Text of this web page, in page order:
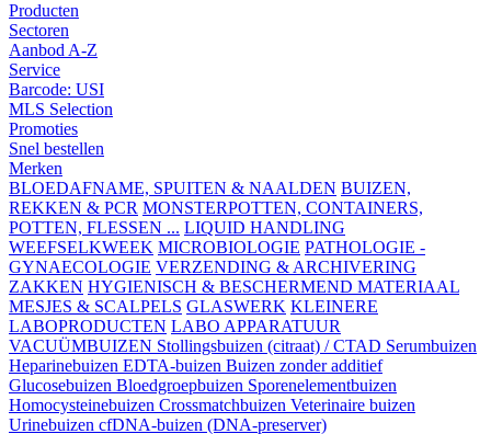
Producten
Sectoren
Aanbod A-Z
Service
Barcode: USI
MLS Selection
Promoties
Snel bestellen
Merken
BLOEDAFNAME, SPUITEN & NAALDEN BUIZEN,
REKKEN & PCR MONSTERPOTTEN, CONTAINERS,
POTTEN, FLESSEN ... LIQUID HANDLING
WEEFSELKWEEK MICROBIOLOGIE PATHOLOGIE -
GYNAECOLOGIE VERZENDING & ARCHIVERING
ZAKKEN HYGIENISCH & BESCHERMEND MATERIAAL
MESJES & SCALPELS GLASWERK KLEINERE
LABOPRODUCTEN LABO APPARATUUR
VACUÜMBUIZEN Stollingsbuizen (citraat) / CTAD Serumbuizen
Heparinebuizen EDTA-buizen Buizen zonder additief
Glucosebuizen Bloedgroepbuizen Sporenelementbuizen
Homocysteinebuizen Crossmatchbuizen Veterinaire buizen
Urinebuizen cfDNA-buizen (DNA-preserver)